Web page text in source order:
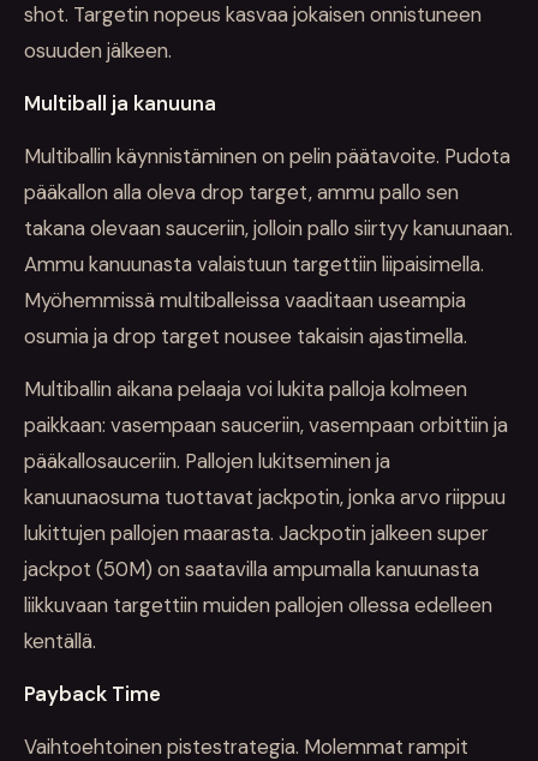
shot. Targetin nopeus kasvaa jokaisen onnistuneen
osuuden jälkeen.
Multiball ja kanuuna
Multiballin käynnistäminen on pelin päätavoite. Pudota
pääkallon alla oleva drop target, ammu pallo sen
takana olevaan sauceriin, jolloin pallo siirtyy kanuunaan.
Ammu kanuunasta valaistuun targettiin liipaisimella.
Myöhemmissä multiballeissa vaaditaan useampia
osumia ja drop target nousee takaisin ajastimella.
Multiballin aikana pelaaja voi lukita palloja kolmeen
paikkaan: vasempaan sauceriin, vasempaan orbittiin ja
pääkallosauceriin. Pallojen lukitseminen ja
kanuunaosuma tuottavat jackpotin, jonka arvo riippuu
lukittujen pallojen maarasta. Jackpotin jalkeen super
jackpot (50M) on saatavilla ampumalla kanuunasta
liikkuvaan targettiin muiden pallojen ollessa edelleen
kentällä.
Payback Time
Vaihtoehtoinen pistestrategia. Molemmat rampit